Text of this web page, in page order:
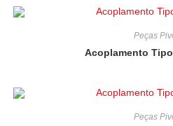
Peças
Acoplamento
Peças